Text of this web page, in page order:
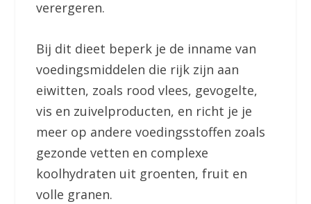
verergeren.
Bij dit dieet beperk je de inname van
voedingsmiddelen die rijk zijn aan
eiwitten, zoals rood vlees, gevogelte,
vis en zuivelproducten, en richt je je
meer op andere voedingsstoffen zoals
gezonde vetten en complexe
koolhydraten uit groenten, fruit en
volle granen.